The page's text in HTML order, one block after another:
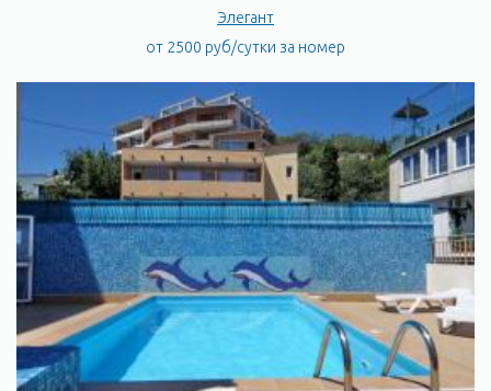
Элегант
от 2500 руб/сутки за номер